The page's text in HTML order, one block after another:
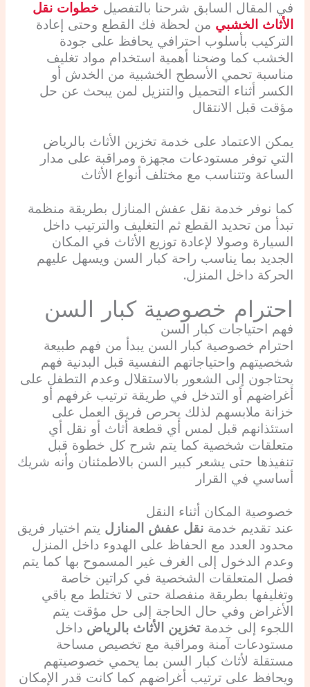
في المقال السابق شرحنا بالتفصيل خطوات نقل
الأثاث الخشبي من لحظة فك القطع وحتى إعادة
التركيب بأسلوب احترافي يحافظ على جودة
الخشب كما وضحنا أهمية استخدام مواد تغليف
مناسبة تحمي الأسطح الخشبية من الخدش أو
الكسر أثناء التحميل والتنزيل لمن يبحث عن حل
مؤقت قبل الانتقال
يمكن الاعتماد على خدمة تخزين الأثاث بالرياض
التي توفر مستودعات مجهزة ومراقبة على مدار
الساعة وتتناسب مع مختلف أنواع الأثاث
كما نوفر خدمة نقل عفش المنازل بطريقة منظمة
تبدأ من تحديد القطع ثم التغليف والترتيب داخل
السيارة وصولا لإعادة توزيع الأثاث في المكان
الجديد بما يناسب راحة كبار السن ويسهل عليهم
الحركة داخل المنزل.
احترام خصوصية كبار السن
فهم احتياجات كبار السن
احترام خصوصية كبار السن يبدأ من فهم طبيعة
شخصيتهم واحتياجاتهم النفسية قبل البدنية فهم
يحتاجون إلى الشعور بالاستقلال وعدم التطفل على
أغراضهم أو التدخل في طريقة ترتيب غرفهم أو
خزانة ملابسهم لذلك يحرص فريق العمل على
استئذانهم قبل لمس أي قطعة أثاث أو نقل أي
متعلقات شخصية كما يتم شرح كل خطوة قبل
تنفيذها حتى يشعر كبير السن بالاطمئنان وأنه شريك
أساسي في القرار
خصوصية المكان أثناء النقل
عند تقديم خدمة نقل عفش المنازل يتم اختيار فريق
محدود العدد مع الحفاظ على الهدوء داخل المنزل
وعدم الدخول إلى الغرف غير المسموح بها كما يتم
فصل المتعلقات الشخصية في كراتين خاصة
وتغليفها بطريقة منفصلة حتى لا تختلط مع باقي
الأغراض وفي حال الحاجة إلى حل مؤقت يتم
اللجوء إلى خدمةتخزين الأثاث بالرياض داخل
مستودعات آمنة ومراقبة مع تخصيص مساحة
مستقلة لأثاث كبار السن بما يحمي خصوصيتهم
ويحافظ على ترتيب أغراضهم كما كانت قدر الإمكان